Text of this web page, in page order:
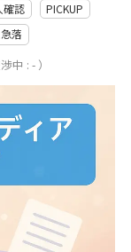
確認
PICKUP
落
中 : - ）